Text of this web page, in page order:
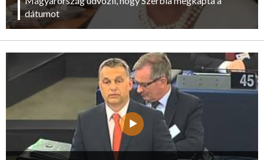
dátumot